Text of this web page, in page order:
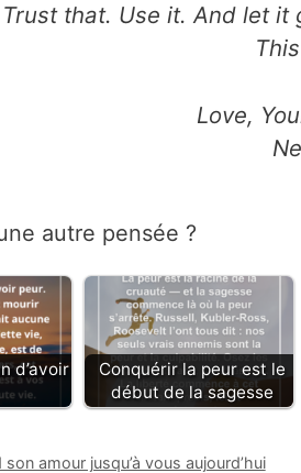
Trust that. Use it. And let it
Love,
autre pensée ?
d’avoir
Conquérir la peur est le
début de la sagesse
son amour jusqu’à vous aujourd’hui